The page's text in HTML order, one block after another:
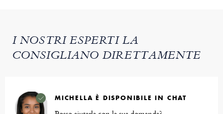
I NOSTRI ESPERTI LA
CONSIGLIANO DIRETTAMENTE
MICHELLA È DISPONIBILE IN CHAT